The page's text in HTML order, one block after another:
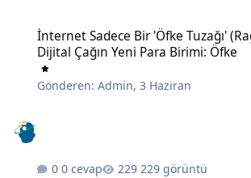
İnternet Sadece Bir 'Öfke Tuzağı'
Dijital Çağın Yeni Para Birimi: Öfke
Gönderen:Admin,3 Haziran
0 cevap 229 görüntü